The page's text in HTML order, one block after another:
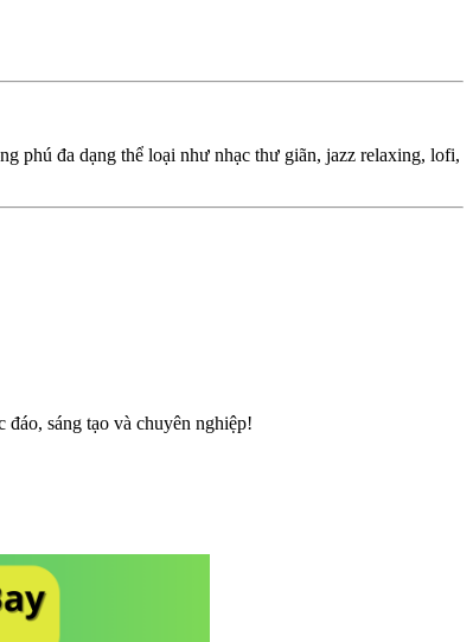
phú đa dạng thể loại như nhạc thư giãn, jazz relaxing, lofi,
sáng tạo và chuyên nghiệp!